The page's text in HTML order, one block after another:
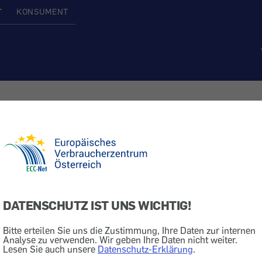
DATENSCHUTZ IST UNS WICHTIG!
Bitte erteilen Sie uns die Zustimmung, Ihre Daten zur internen
Analyse zu verwenden. Wir geben Ihre Daten nicht weiter.
Lesen Sie auch unsere Datenschutz-Erklärung.
KONSUMENT
Info zu Angebot